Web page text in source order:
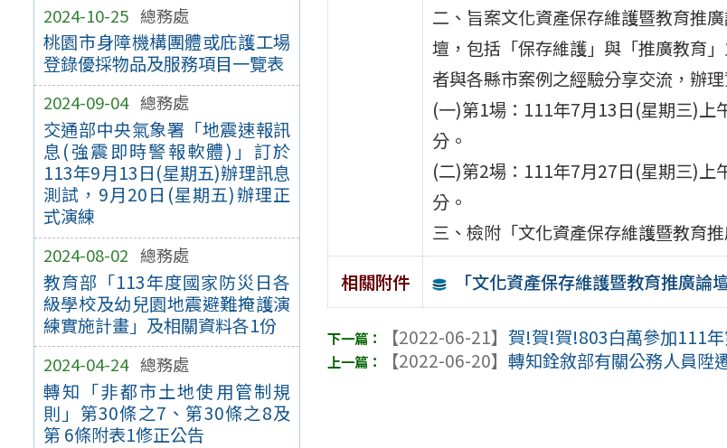
2024-10-25 總務處
桃園市身障機構團體或庇護工場
登錄優採物品及服務項目一覽表
2024-09-04 總務處
交通部中央氣象署「地震速報訊
息(強震即時警報軟體)」訂於
113年9月13日(星期五)辦理訊息
測試，9月20日(星期五)辦理正
式演練
2024-08-02 總務處
教育部「113年度國家防災日各
級學校及幼兒園地震避難掩護演
練實施計畫」及相關資料各1份
2024-04-24 總務處
轉知「非都市土地使用管制規
則」第30條之7、第30條之8及
第 6條附表1修正公告
二、旨案文化資產保存維護暨教育推
壇，包括「保存維護」與「推廣教育
者與各縣市案例之經驗分享交流，辦理
(一)第1場：111年7月13日(星期三)上
分。
(二)第2場：111年7月27日(星期三)上
分。
三、檢附「文化資產保存維護暨教育
相關附件
「文化資產保存維護暨教育推廣論
【2022-06-21】 賀!賀!賀!803白萬參加111
【2022-06-20】轉知銓敘部有關公務人員陞